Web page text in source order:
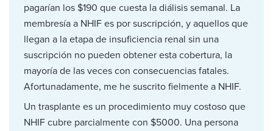
pagarían los $190 que cuesta la diálisis semanal. La
membresía a NHIF es por suscripción, y aquellos que
llegan a la etapa de insuficiencia renal sin una
suscripción no pueden obtener esta cobertura, la
mayoría de las veces con consecuencias fatales.
Afortunadamente, me he suscrito fielmente a NHIF.
Un trasplante es un procedimiento muy costoso que
NHIF cubre parcialmente con $5000. Una persona